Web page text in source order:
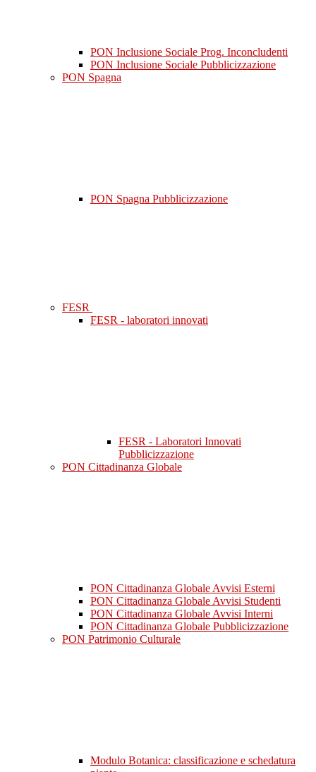
PON Inclusione Sociale Prog. Inconcludenti
PON Inclusione Sociale Pubblicizzazione
PON Spagna
PON Spagna Pubblicizzazione
FESR
FESR - laboratori innovati
FESR - Laboratori Innovati
Pubblicizzazione
PON Cittadinanza Globale
PON Cittadinanza Globale Avvisi Esterni
PON Cittadinanza Globale Avvisi Studenti
PON Cittadinanza Globale Avvisi Interni
PON Cittadinanza Globale Pubblicizzazione
PON Patrimonio Culturale
Modulo Botanica: classificazione e schedatura